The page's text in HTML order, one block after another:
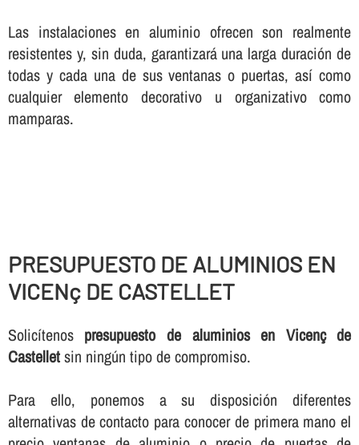
Las instalaciones en aluminio ofrecen son realmente
resistentes y, sin duda, garantizará una larga duración de
todas y cada una de sus ventanas o puertas, así­ como
cualquier elemento decorativo u organizativo como
mamparas.
PRESUPUESTO DE ALUMINIOS EN
VICENç DE CASTELLET
Solicí­tenos presupuesto de aluminios en Vicenç de
Castelletsin ningún tipo de compromiso.
Para ello, ponemos a su disposición diferentes
alternativas de contacto para conocer de primera mano el